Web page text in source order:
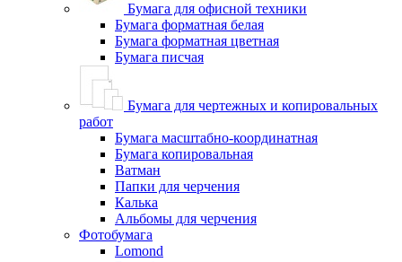
Бумага для офисной техники
Бумага форматная белая
Бумага форматная цветная
Бумага писчая
Бумага для чертежных и копировальных
работ
Бумага масштабно-координатная
Бумага копировальная
Ватман
Папки для черчения
Калька
Альбомы для черчения
Фотобумага
Lomond